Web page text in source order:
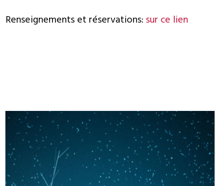
Renseignements et réservations: sur ce lien